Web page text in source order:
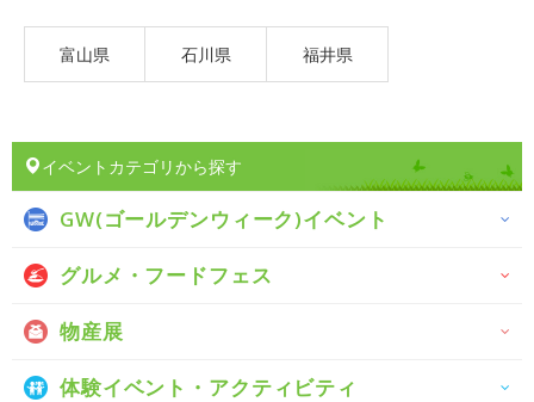
富山県 石川県 福井県
イベントカテゴリから探す
GW(ゴールデンウィーク)イベント
グルメ・フードフェス
物産展
体験イベント・アクティビティ